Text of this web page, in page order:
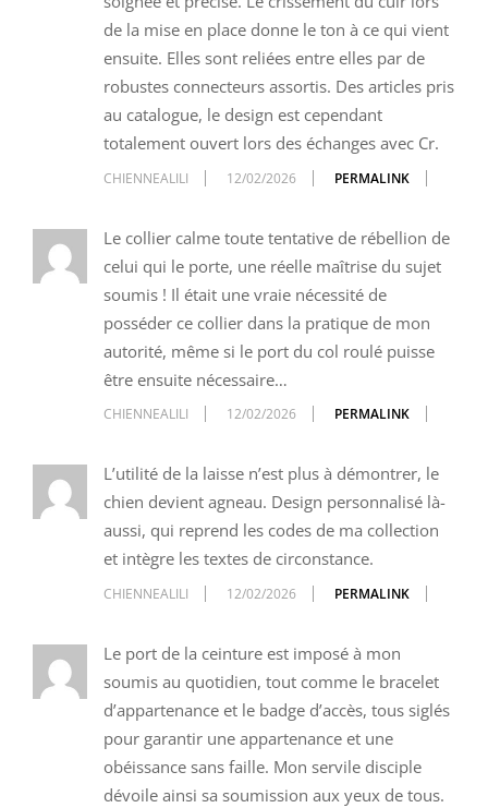
de la mise en place donne le ton à ce qui vient
ensuite. Elles sont reliées entre elles par de
robustes connecteurs assortis. Des articles pris
au catalogue, le design est cependant
totalement ouvert lors des échanges avec Cr.
CHIENNEALILI 12/02/2026 PERMALINK
Le collier calme toute tentative de rébellion de
celui qui le porte, une réelle maîtrise du sujet
soumis ! Il était une vraie nécessité de
posséder ce collier dans la pratique de mon
autorité, même si le port du col roulé puisse
être ensuite nécessaire…
CHIENNEALILI 12/02/2026 PERMALINK
L’utilité de la laisse n’est plus à démontrer, le
chien devient agneau. Design personnalisé là-
aussi, qui reprend les codes de ma collection
et intègre les textes de circonstance.
CHIENNEALILI 12/02/2026 PERMALINK
Le port de la ceinture est imposé à mon
soumis au quotidien, tout comme le bracelet
d’appartenance et le badge d’accès, tous siglés
pour garantir une appartenance et une
obéissance sans faille. Mon servile disciple
dévoile ainsi sa soumission aux yeux de tous.